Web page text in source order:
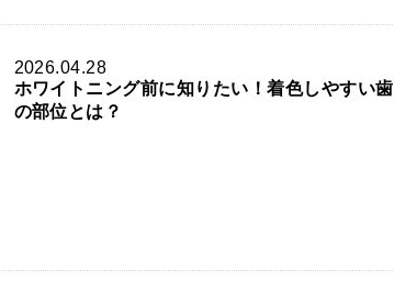
2026.04.28
ホワイトニング前に知りたい！着色しやすい歯
の部位とは？